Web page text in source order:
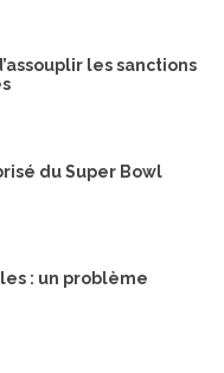
les sanctions
du Super Bowl
: un problème